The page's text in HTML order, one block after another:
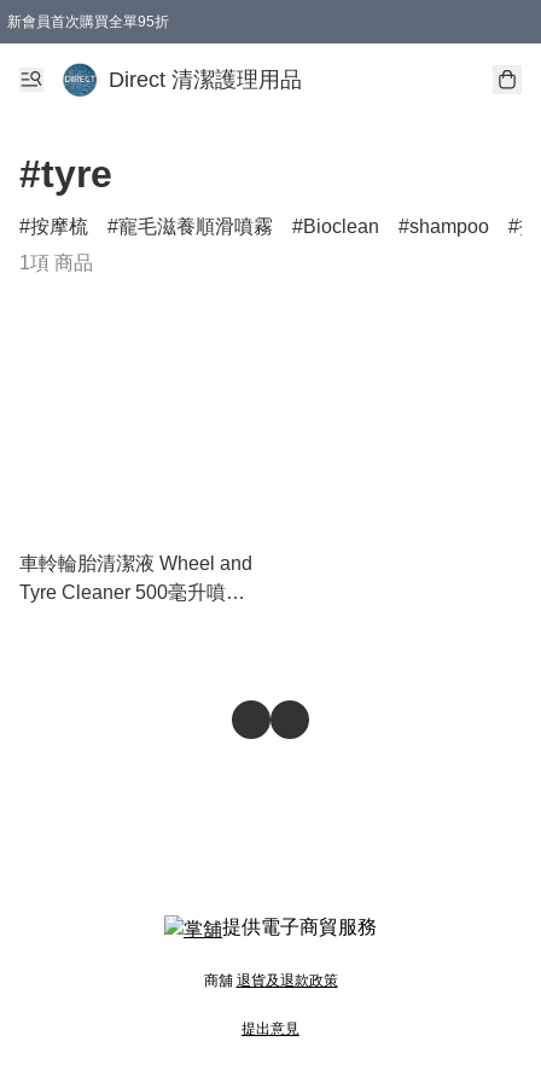
新會員首次購買全單95折
Direct 清潔護理用品
#tyre
按摩梳 寵毛滋養順滑噴霧 Bioclean shampoo
1項 商品
車軨輪胎清潔液 Wheel and
Tyre Cleaner 500毫升噴頭
提供電子商貿服務
商舖 退貨及退款政策
提出意見